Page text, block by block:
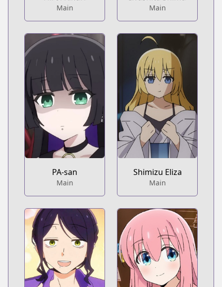
Main Main
PA-san
Main
Shimizu Eliza
Main